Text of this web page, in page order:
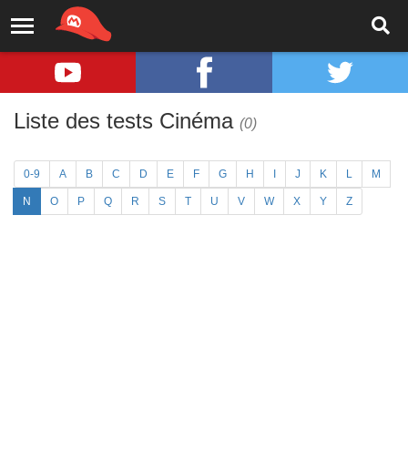
Liste des tests Cinéma (0)
0-9 A B C D E F G H J K L M
N O P Q R S T U V W X Y Z